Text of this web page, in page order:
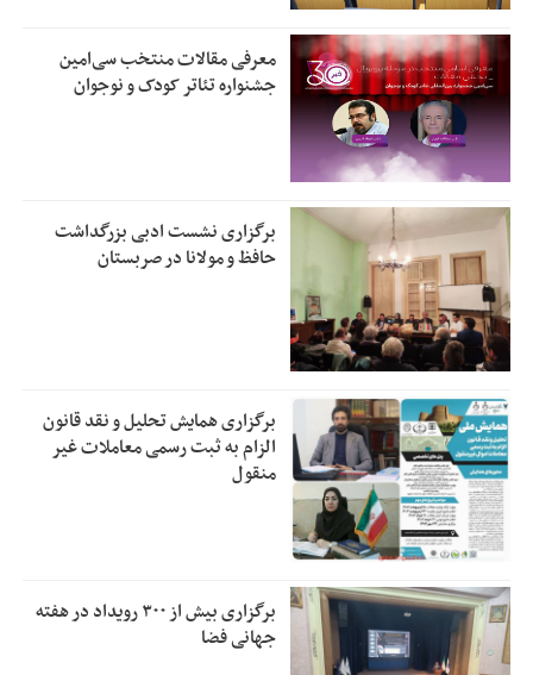
معرفی مقالات منتخب سی‌امین
جشنواره تئاتر کودک و نوجوان
برگزاری نشست ادبی بزرگداشت
حافظ و مولانا در صربستان
برگزاری همایش تحلیل و نقد قانون
الزام به ثبت رسمی معاملات غیر
منقول
برگزاری بیش از ۳۰۰ رویداد در هفته
جهانی فضا